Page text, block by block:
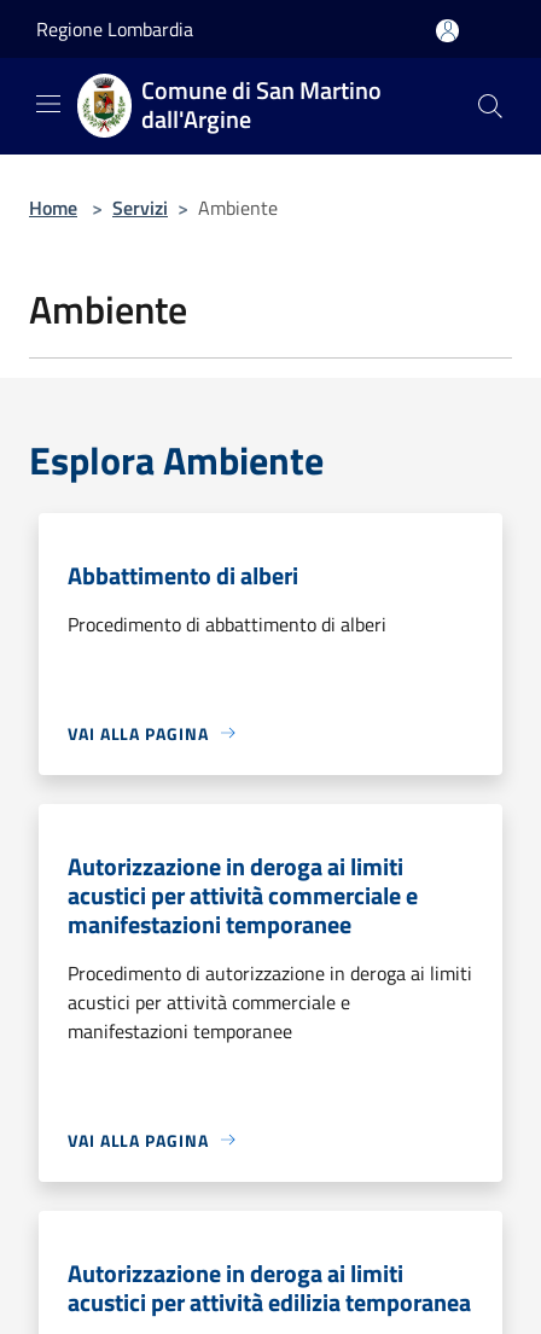
Regione Lombardia
Comune di San Martino
dall'Argine
Home > Servizi > Ambiente
Ambiente
Esplora Ambiente
Abbattimento di alberi
Procedimento di abbattimento di alberi
VAI ALLA PAGINA
Autorizzazione in deroga ai limiti
acustici per attività commerciale e
manifestazioni temporanee
Procedimento di autorizzazione in deroga ai limiti
acustici per attività commerciale e
manifestazioni temporanee
VAI ALLA PAGINA
Autorizzazione in deroga ai limiti
acustici per attività edilizia temporanea